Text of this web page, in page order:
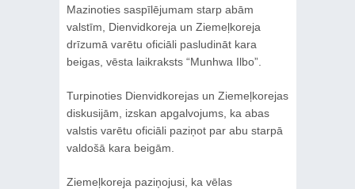
Mazinoties saspīlējumam starp abām
valstīm, Dienvidkoreja un Ziemeļkoreja
drīzumā varētu oficiāli pasludināt kara
beigas, vēsta laikraksts “Munhwa Ilbo”.
Turpinoties Dienvidkorejas un Ziemeļkorejas
diskusijām, izskan apgalvojums, ka abas
valstis varētu oficiāli paziņot par abu starpā
valdošā kara beigām.
Ziemeļkoreja paziņojusi, ka vēlas